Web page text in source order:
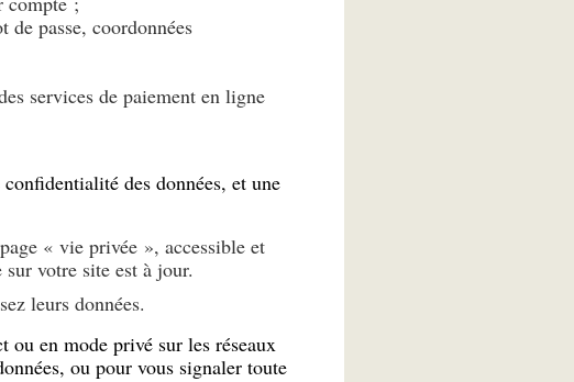
de passe, coordonnées
services de paiement en ligne
des données, et une
« vie privée », accessible et
votre site est à jour.
leurs données.
en mode privé sur les réseaux
ou pour vous signaler toute